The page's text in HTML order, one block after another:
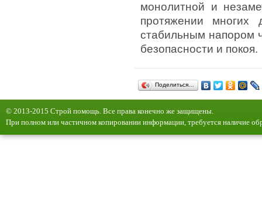
монолитной и
протяжении многих
стабильным напором
безопасности и покоя.
Поделиться…
© 2013-2015 Строй помощь. Все права конечно же защищены.
При полном или частичном копировании информации, требуется наличие